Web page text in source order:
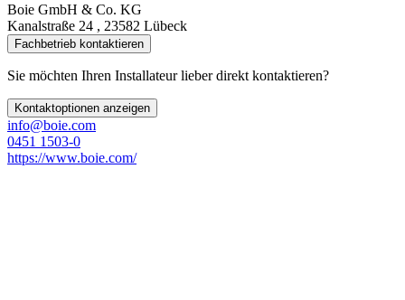
Boie GmbH & Co. KG
Kanalstraße 24 , 23582 Lübeck
Fachbetrieb kontaktieren
Sie möchten Ihren Installateur lieber direkt kontaktieren?
Kontaktoptionen anzeigen
info@boie.com
0451 1503-0
https://www.boie.com/